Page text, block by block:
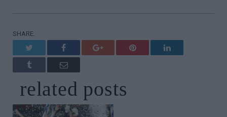
SHARE.
Facebook Google+ Pinterest LinkedIn
Tumblr Email
related posts